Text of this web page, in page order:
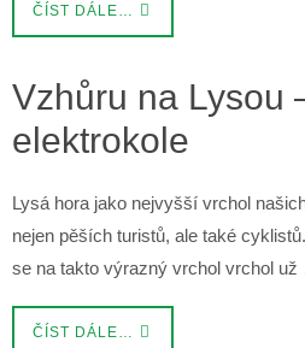
ČÍST DÁLE…
Vzhůru na Lysou
elektrokole
Lysá hora jako nejvyšší vrchol
nejen pěších turistů, ale také
se na takto výrazný vrchol vrchol
ČÍST DÁLE…